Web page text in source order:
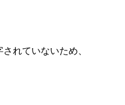
れていないため、